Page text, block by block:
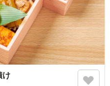
ジオ撮影
け